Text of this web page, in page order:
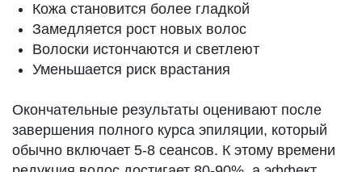
Кожа становится более гладкой
Замедляется рост новых волос
Волоски истончаются и светлеют
Уменьшается риск врастания
Окончательные результаты оценивают после
завершения полного курса эпиляции, который
обычно включает 5-8 сеансов. К этому времени